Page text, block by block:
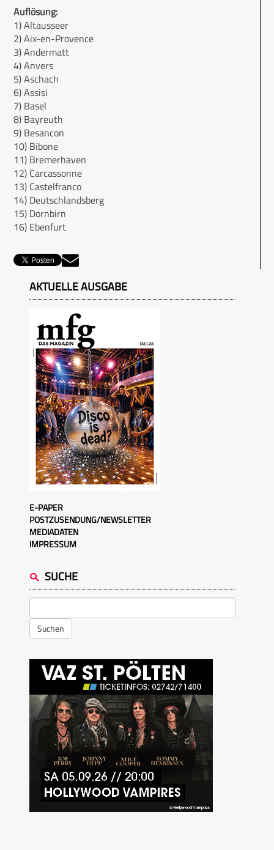
Auflösung:
1) Altausseer
2) Aix-en-Provence
3) Andermatt
4) Anvers
5) Aschach
6) Assisi
7) Basel
8) Bayreuth
9) Besancon
10) Bibone
11) Bremerhaven
12) Carcassonne
13) Castelfranco
14) Deutschlandsberg
15) Dornbirn
16) Ebenfurt
AKTUELLE AUSGABE
E-PAPER
POSTZUSENDUNG/NEWSLETTER
MEDIADATEN
IMPRESSUM
SUCHE
Suchen